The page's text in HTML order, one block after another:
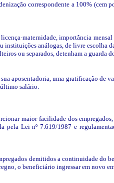
correspondente a 100% (cem
maternidade, importância
análogas, de livre escolha
ou separados, detenham a guarda
aposentadoria, uma gratificação de
último salário.
maior facilidade dos
pela Lei nº 7.619/1987 e
demitidos a continuidade do
o beneficiário ingressar em novo